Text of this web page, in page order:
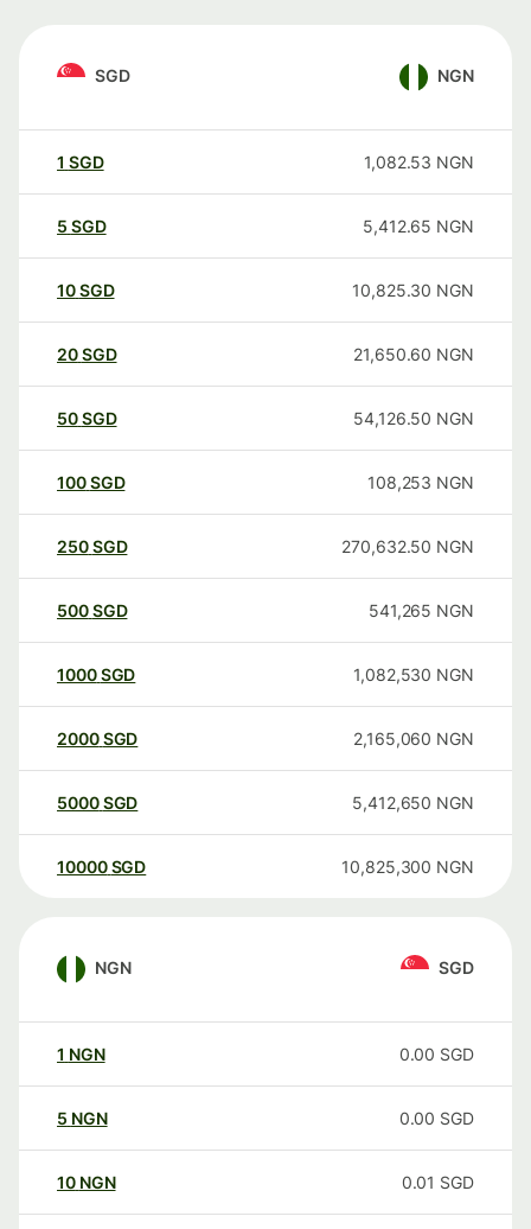
SGD NGN
1 SGD 1,082.53 NGN
5 SGD 5,412.65 NGN
10SGD 10,825.30 NGN
20SGD 21,650.60 NGN
50SGD 54,126.50 NGN
100SGD 108,253 NGN
250SGD 270,632.50 NGN
500SGD 541,265 NGN
1000SGD 1,082,530 NGN
2000SGD 2,165,060 NGN
5000SGD 5,412,650 NGN
10000 SGD 10,825,300 NGN
NGN SGD
1 NGN 0.00 SGD
5 NGN 0.00 SGD
10 NGN 0.01 SGD